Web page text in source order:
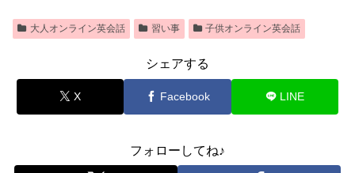
大人オンライン英会話 習い事 子供オンライン英会話
シェアする
X Facebook LINE
フォローしてね♪